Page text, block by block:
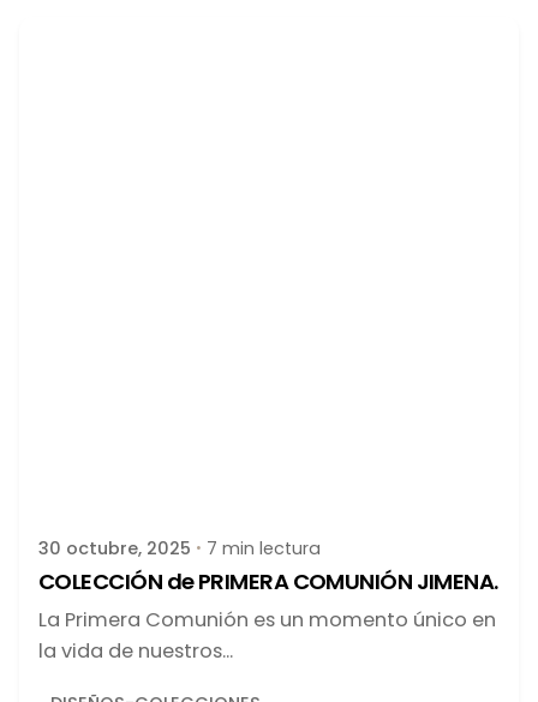
30 octubre, 2025 7 min lectura
COLECCIÓN de PRIMERA COMUNIÓN JIMENA.
La Primera Comunión es un momento único en
la vida de nuestros...